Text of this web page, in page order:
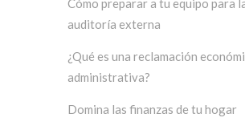
Cómo preparar a tu equipo para
auditoría externa
¿Qué es una reclamación
administrativa?
Domina las finanzas de tu hogar